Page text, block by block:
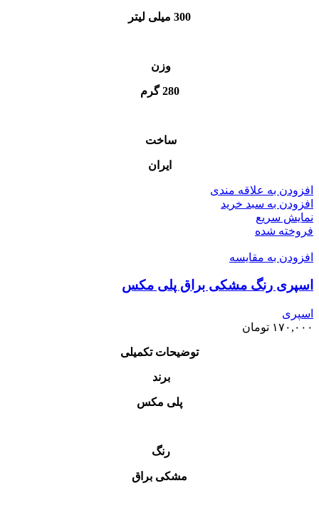
300 میلی لیتر
وزن
280 گرم
ساخت
ایران
افزودن به علاقه مندی
افزودن به سبد خرید
نمایش سریع
فروخته شده
افزودن به مقایسه
اسپری رنگ مشکی براق پلی مکس
اسپری
۱۷۰,۰۰۰ تومان
توضیحات تکمیلی
برند
پلی مکس
رنگ
مشکی براق